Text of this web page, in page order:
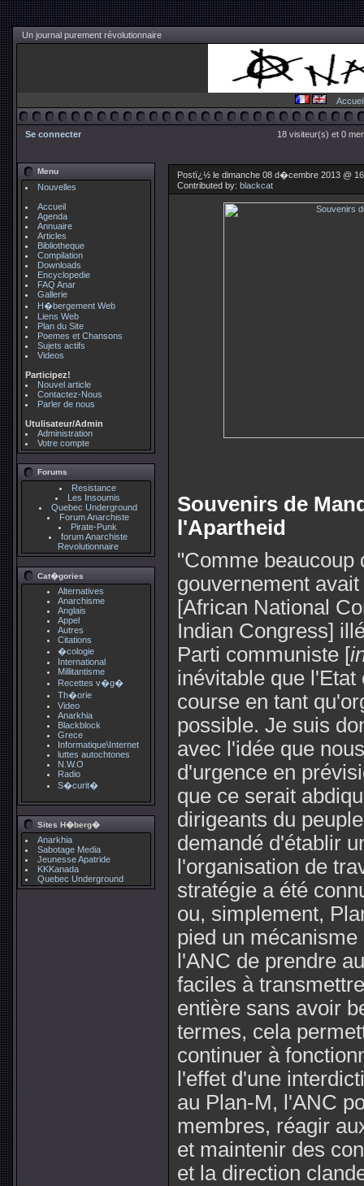
Un journal purement révolutionnaire
Accueil
Se connecter 18 visiteur(s) et 0
Menu
Nouvelles
Accueil
Agenda
Annuaire
Articles
Bibliotheque
Compilation
Downloads
Encyclopedie
FAQ Anar
Gallerie
H�bergement Web
Liens Web
Plan du Site
Poemes et Chansons
Sujets actifs
Videos
Participez!
Nouvel article
Contactez-Nous
Parler de nous
Utulisateur/Admin
Administration
Votre compte
Forums
Resistance
Les Insoumis
Quebec Underground
Forum Anarchiste
Pirate-Punk
forum Anarchiste
Revolutionnaire
Cat�gories
Alternatives
Anarchisme
Anglais
Appel
Autres
Citations
�cologie
International
Millitantisme
Recettes v�g�
Th�orie
Video
Anarkhia
Blackblock
Grece
Informatique\Internet
luttes autochtones
N.W.O
Radio
S�curit�
Sites H�berg�
Anarkhia
Sabotage Media
Jeunesse Apatride
KKKanada
Quebec Underground
Postï¿½ le dimanche 08 d�cembre 2013 @
Contributed by: blackcat
Souvenirs de
l'Apartheid
"Comme beaucoup
gouvernement
[African National
Indian Congress]
Parti communiste [
inévitable que
course en tant
possible. Je suis
avec l'idée que
d'urgence en
que ce serait
dirigeants du
demandé d'établir
l'organisation de
stratégie a été
ou, simplement,
pied un
l'ANC de prendre
faciles à
entière sans avoir
termes, cela
continuer à
l'effet d'une
au Plan-M, l'ANC
membres, réagir
et maintenir des
et la direction